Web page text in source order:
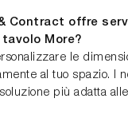
Contract offre
More?
le
al tuo spazio. I
più adatta